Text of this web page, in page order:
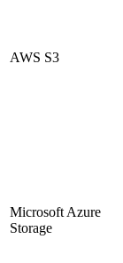
AWS S3
Microsoft Azure
Storage